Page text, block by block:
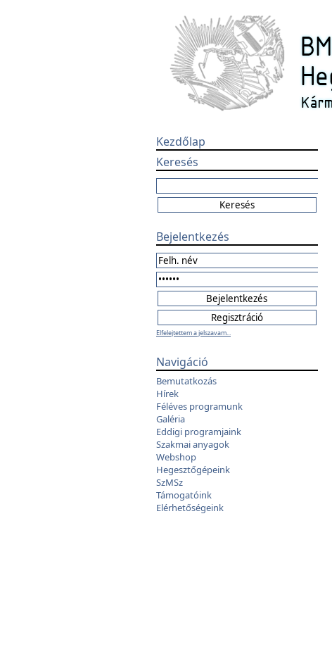
Kezdőlap
Keresés
Bejelentkezés
Elfelejtettem a jelszavam...
Navigáció
Bemutatkozás
Hírek
Féléves programunk
Galéria
Eddigi programjaink
Szakmai anyagok
Webshop
Hegesztőgépeink
SzMSz
Támogatóink
Elérhetőségeink